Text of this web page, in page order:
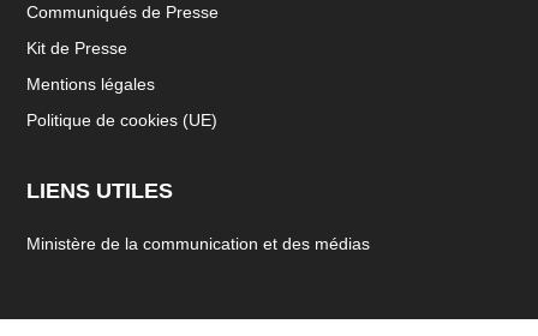
Communiqués de Presse
Kit de Presse
Mentions légales
Politique de cookies (UE)
LIENS UTILES
Ministère de la communication et des médias